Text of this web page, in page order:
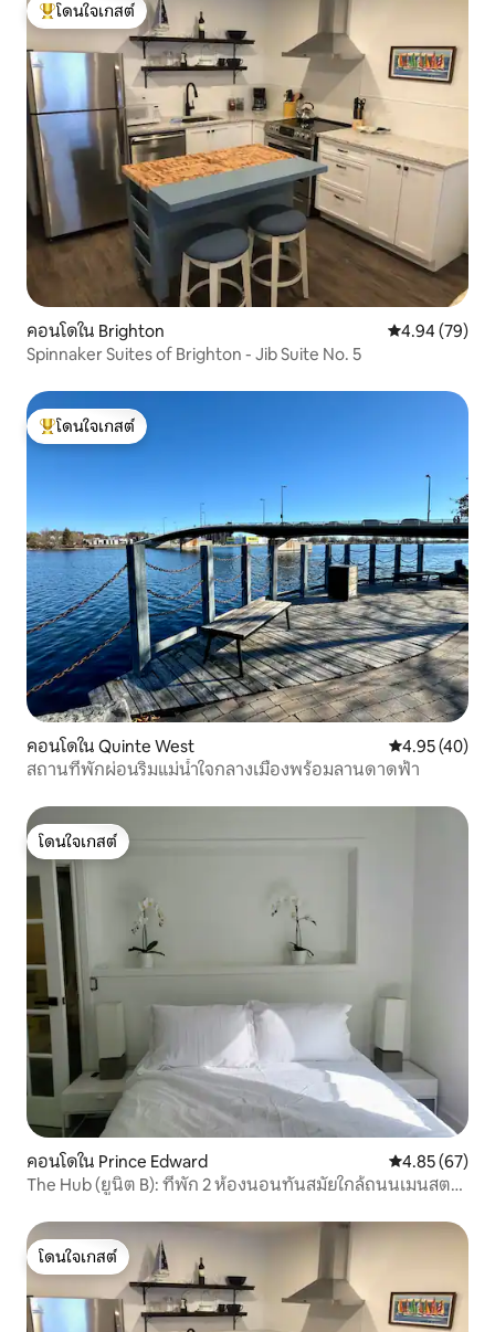
โดนใจเกสต์ที่สุด
โดนใจเกสต์
คอนโดใน Brighton คะแนนเฉลี่ย
4.94 (79)
Spinnaker Suites of Brighton - Jib Suite No. 5
โดนใจเกสต์ที่สุด
โดนใจเกสต์
คอนโดใน Quinte West คะแนนเฉลี่ย
4.95 (40)
สถานที่พักผ่อนริมแม่น้ำใจกลางเมืองพร้อมลานดาดฟ้า
โดนใจเกสต์
โดนใจเกสต์
คอนโดใน Prince Edward คะแนนเฉลี่ย
4.85 (67)
The Hub (ยูนิต B): ที่พัก 2 ห้องนอนทันสมัยใกล้ถนนเมนสตรี
โดนใจเกสต์
โดนใจเกสต์